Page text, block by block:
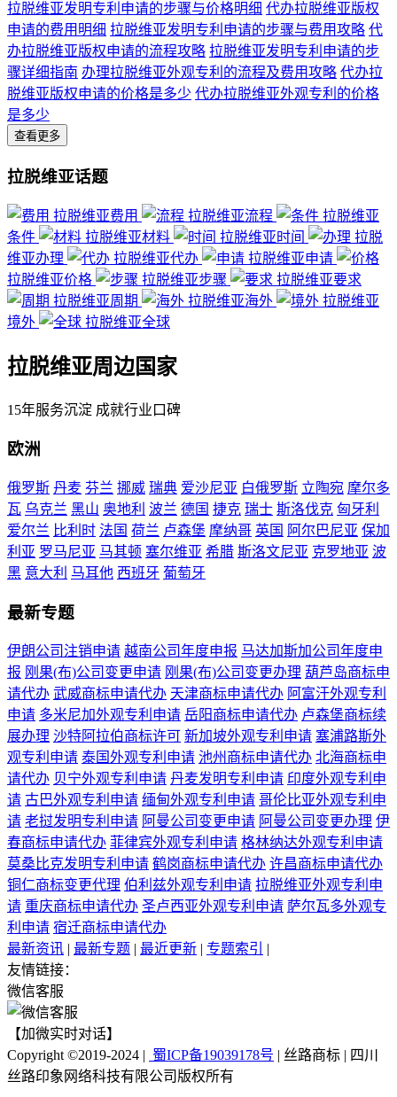
拉脱维亚发明专利申请的步骤与价格明细 代办拉脱维亚版权
申请的费用明细 拉脱维亚发明专利申请的步骤与费用攻略 代
办拉脱维亚版权申请的流程攻略 拉脱维亚发明专利申请的步
骤详细指南 办理拉脱维亚外观专利的流程及费用攻略 代办拉
脱维亚版权申请的价格是多少 代办拉脱维亚外观专利的价格
是多少
查看更多
拉脱维亚话题
拉脱维亚费用 拉脱维亚流程
拉脱维亚
条件
拉脱维亚材料 拉脱维亚时间
拉脱
维亚办理
拉脱维亚代办
拉脱维亚申请
拉脱维亚价格
拉脱维亚步骤
拉脱维亚要求
拉脱维亚周期
拉脱维亚海外
拉脱维亚
境外
拉脱维亚全球
拉脱维亚周边国家
15年服务沉淀 成就行业口碑
欧洲
俄罗斯 丹麦 芬兰 挪威 瑞典 爱沙尼亚 白俄罗斯 立陶宛 摩尔多
瓦 乌克兰 黑山 奥地利 波兰 德国 捷克 瑞士 斯洛伐克 匈牙利
爱尔兰 比利时 法国 荷兰 卢森堡 摩纳哥 英国 阿尔巴尼亚 保加
利亚 罗马尼亚 马其顿 塞尔维亚 希腊 斯洛文尼亚 克罗地亚 波
黑 意大利 马耳他 西班牙 葡萄牙
最新专题
伊朗公司注销申请 越南公司年度申报 马达加斯加公司年度申
报 刚果(布)公司变更申请 刚果(布)公司变更办理 葫芦岛商标申
请代办 武威商标申请代办 天津商标申请代办 阿富汗外观专利
申请 多米尼加外观专利申请 岳阳商标申请代办 卢森堡商标续
展办理 沙特阿拉伯商标许可 新加坡外观专利申请 塞浦路斯外
观专利申请 泰国外观专利申请 池州商标申请代办 北海商标申
请代办 贝宁外观专利申请 丹麦发明专利申请 印度外观专利申
请 古巴外观专利申请 缅甸外观专利申请 哥伦比亚外观专利申
请 老挝发明专利申请 阿曼公司变更申请 阿曼公司变更办理 伊
春商标申请代办 菲律宾外观专利申请 格林纳达外观专利申请
莫桑比克发明专利申请 鹤岗商标申请代办 许昌商标申请代办
铜仁商标变更代理 伯利兹外观专利申请 拉脱维亚外观专利申
请 重庆商标申请代办 圣卢西亚外观专利申请 萨尔瓦多外观专
利申请 宿迁商标申请代办
最新资讯 | 最新专题 | 最近更新 | 专题索引
|
友情链接：
微信客服
【加微实时对话】
Copyright ©2019-2024 | 蜀ICP备19039178号 | 丝路商标 | 四川
丝路印象网络科技有限公司版权所有